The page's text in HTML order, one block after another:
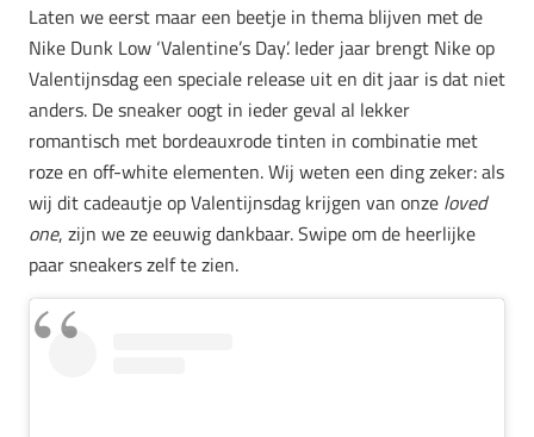
Laten we eerst maar een beetje in thema blijven met de
Nike Dunk Low ‘Valentine’s Day’. Ieder jaar brengt Nike op
Valentijnsdag een speciale release uit en dit jaar is dat niet
anders. De sneaker oogt in ieder geval al lekker
romantisch met bordeauxrode tinten in combinatie met
roze en off-white elementen. Wij weten een ding zeker: als
wij dit cadeautje op Valentijnsdag krijgen van onze loved
one, zijn we ze eeuwig dankbaar. Swipe om de heerlijke
paar sneakers zelf te zien.